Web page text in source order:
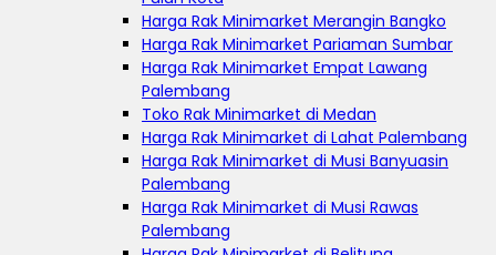
Harga Rak Minimarket Merangin Bangko
Harga Rak Minimarket Pariaman Sumbar
Harga Rak Minimarket Empat Lawang
Palembang
Toko Rak Minimarket di Medan
Harga Rak Minimarket di Lahat Palembang
Harga Rak Minimarket di Musi Banyuasin
Palembang
Harga Rak Minimarket di Musi Rawas
Palembang